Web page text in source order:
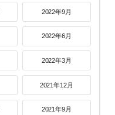
2022年9月
2022年6月
2022年3月
2021年12月
2021年9月